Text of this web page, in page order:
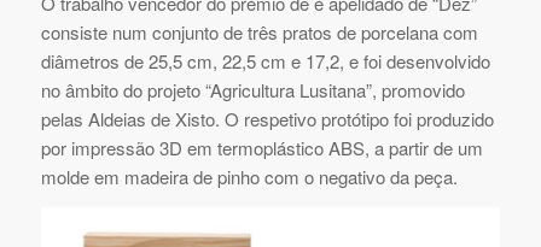
consiste num conjunto de três pratos de porcelana com
diâmetros de 25,5 cm, 22,5 cm e 17,2, e foi desenvolvido
no âmbito do projeto “Agricultura Lusitana”, promovido
pelas Aldeias de Xisto. O respetivo protótipo foi produzido
por impressão 3D em termoplástico ABS, a partir de um
molde em madeira de pinho com o negativo da peça.